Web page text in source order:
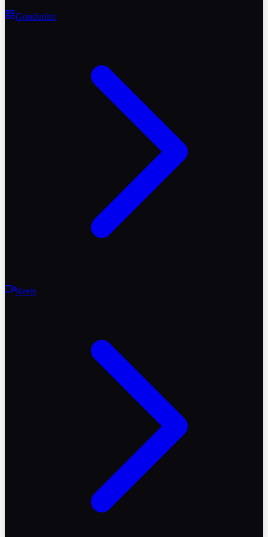
Gönderiler
Reels